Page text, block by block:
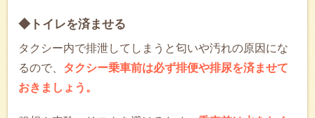
◆トイレを済ませる
タクシー内で排泄してしまうと匂いや汚れの原因にな
るので、 タクシー乗車前は必ず排便や排尿を済ませて
おきましょう。